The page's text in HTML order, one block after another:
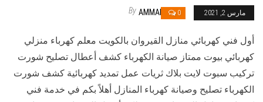
مارس 2, 2021 0
By AMMAR
أول فني كهربائي منازل القيروان بالكويت معلم كهرباء منزلي
كهربائي بيوت ممتاز صيانة الكهرباء كشف أعطال تصليح شورت
تركيب سبوت لايت بلاك ثريات عمل تمديد كهربائية كشف شورت
الكهرباء تصليح وصيانة كهرباء المنازل أهلاً بكم في خدمة فني